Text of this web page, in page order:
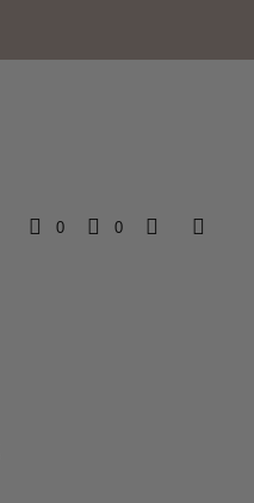
0 0